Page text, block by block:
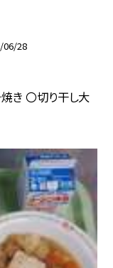
06/28
き 〇切り干し大